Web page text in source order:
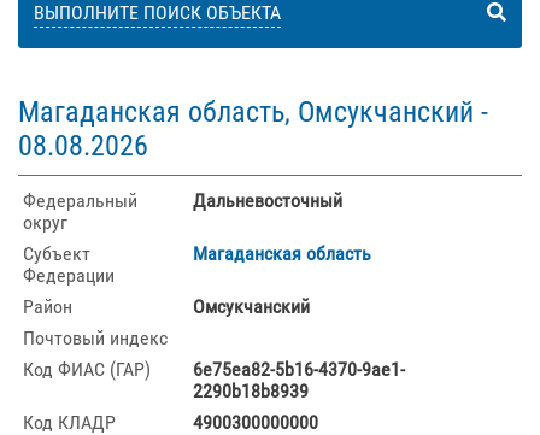
ВЫПОЛНИТЕ ПОИСК ОБЪЕКТА
Магаданская область, Омсукчанский -
08.08.2026
Федеральный
округ
Дальневосточный
Субъект
Федерации
Магаданская область
Район
Омсукчанский
Почтовый индекс
Код ФИАС (ГАР)
6e75ea82-5b16-4370-9ae1-
2290b18b8939
Код КЛАДР
4900300000000